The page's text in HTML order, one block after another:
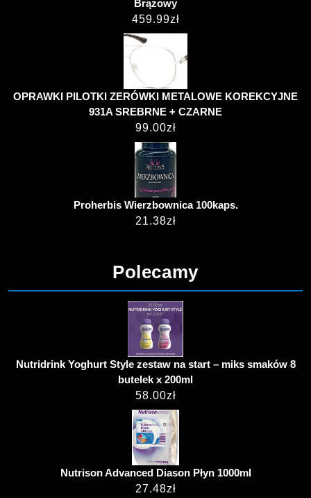
Brązowy
459.99zł
OPRAWKI PILOTKI ZERÓWKI METALOWE KOREKCYJNE
931A SREBRNE + CZARNE
99.00zł
Proherbis Wierzbownica 100kaps.
21.38zł
Polecamy
Nutridrink Yoghurt Style zestaw na start – miks smaków 8
butelek x 200ml
58.00zł
Nutrison Advanced Diason Płyn 1000ml
27.48zł